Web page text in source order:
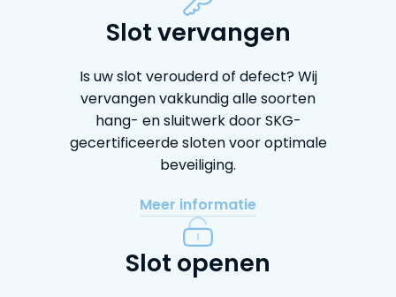
Slot vervangen
Is uw slot verouderd of defect? Wij
vervangen vakkundig alle soorten
hang- en sluitwerk door SKG-
gecertificeerde sloten voor optimale
beveiliging.
Meer informatie
Slot openen